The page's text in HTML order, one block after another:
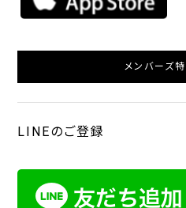
メンバーズ
LINEのご登録